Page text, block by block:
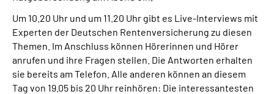
Inhalte in Gebärdensprache (DGS)
Leichte Sprache
Suche
Um 10.20 Uhr und um 11.20 Uhr gibt es Live-Interviews mit
Experten der Deutschen Rentenversicherung zu diesen
Themen. Im Anschluss können Hörerinnen und Hörer
anrufen und ihre Fragen stellen. Die Antworten erhalten
sie bereits am Telefon. Alle anderen können an diesem
Tag von 19.05 bis 20 Uhr reinhören: Die interessantesten